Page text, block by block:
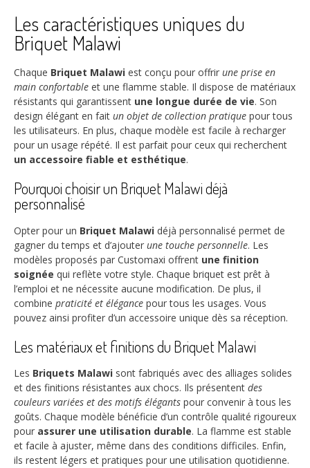
Les caractéristiques uniques du
Briquet Malawi
Chaque Briquet Malawi est conçu pour offrir une prise en
main confortable et une flamme stable. Il dispose de matériaux
résistants qui garantissent une longue durée de vie. Son
design élégant en fait un objet de collection pratique pour tous
les utilisateurs. En plus, chaque modèle est facile à recharger
pour un usage répété. Il est parfait pour ceux qui recherchent
un accessoire fiable et esthétique.
Pourquoi choisir un Briquet Malawi déjà
personnalisé
Opter pour un Briquet Malawi déjà personnalisé permet de
gagner du temps et d’ajouter une touche personnelle. Les
modèles proposés par Customaxi offrent une finition
soignée qui reflète votre style. Chaque briquet est prêt à
l’emploi et ne nécessite aucune modification. De plus, il
combine praticité et élégance pour tous les usages. Vous
pouvez ainsi profiter d’un accessoire unique dès sa réception.
Les matériaux et finitions du Briquet Malawi
Les Briquets Malawi sont fabriqués avec des alliages solides
et des finitions résistantes aux chocs. Ils présentent des
couleurs variées et des motifs élégants pour convenir à tous les
goûts. Chaque modèle bénéficie d’un contrôle qualité rigoureux
pour assurer une utilisation durable. La flamme est stable
et facile à ajuster, même dans des conditions difficiles. Enfin,
ils restent légers et pratiques pour une utilisation quotidienne.